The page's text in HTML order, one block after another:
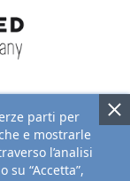
parti per
e mostrarle
l’analisi
“Accetta”,